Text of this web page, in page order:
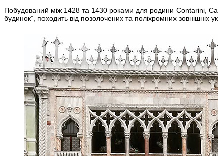
Побудований між 1428 та 1430 роками для родини Contarini,
будинок”, походить від позолочених та поліхромних